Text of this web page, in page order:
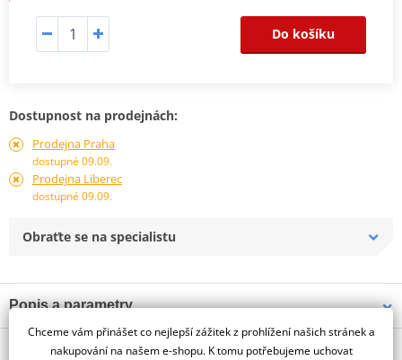
Do košíku
Dostupnost na prodejnách:
Prodejna Praha
dostupné 09.09.
Prodejna Liberec
dostupné 09.09.
Obraťte se na specialistu
Popis a parametry
Jsme autorizovaný
dealer značky PUIG
O výrobci
Chceme vám přinášet co nejlepší zážitek z prohlížení našich stránek a
nakupování na našem e-shopu. K tomu potřebujeme uchovat